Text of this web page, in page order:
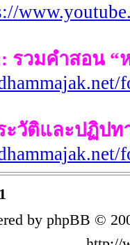
รวมคำสอน “
ะวัติและปฏิปท
1
by phpBB ©